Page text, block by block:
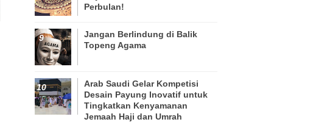
Perbulan!
Jangan Berlindung di Balik
Topeng Agama
Arab Saudi Gelar Kompetisi
Desain Payung Inovatif untuk
Tingkatkan Kenyamanan
Jemaah Haji dan Umrah